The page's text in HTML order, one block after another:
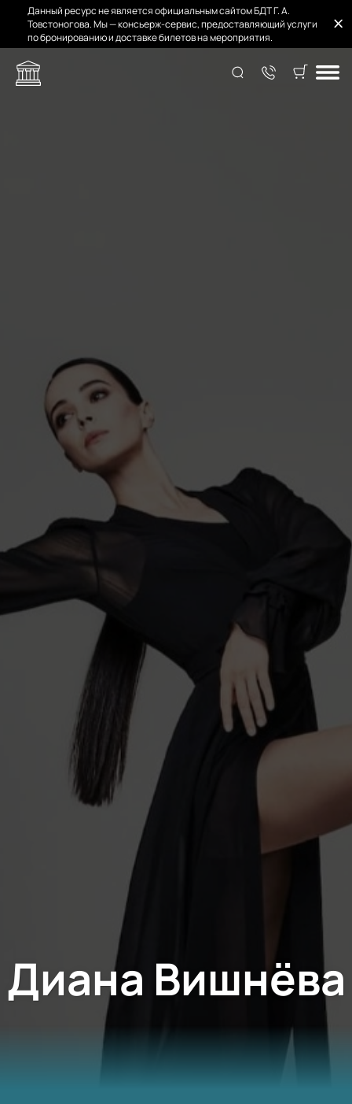
Данный ресурс не является официальным сайтом БДТ Г. А.
Товстоногова. Мы — консьерж-сервис, предоставляющий услуги
по бронированию и доставке билетов на мероприятия.
Диана Вишнёва